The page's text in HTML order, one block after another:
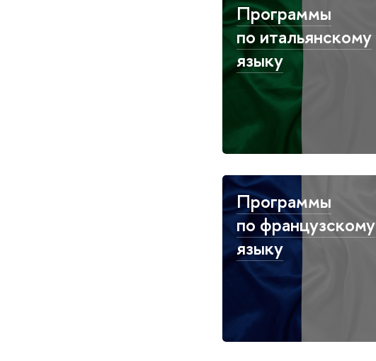
Программы
по итальянскому
языку
Программы
по французскому
языку